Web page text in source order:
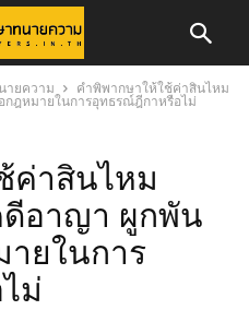
ายความ
คำพิพากษาให้ใช้ค่าสินไหม
ฎหมายในการอุทธรณ์ฎีกาหรือไม่
ค่าสินไหม
อาญา ผูกพัน
ยในการ
ม่